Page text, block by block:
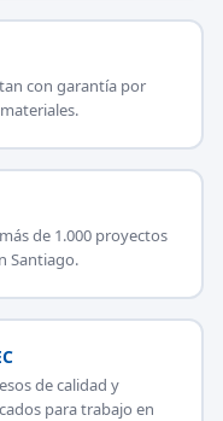
con garantía por
de 1.000 proyectos
Santiago.
de calidad y
para trabajo en